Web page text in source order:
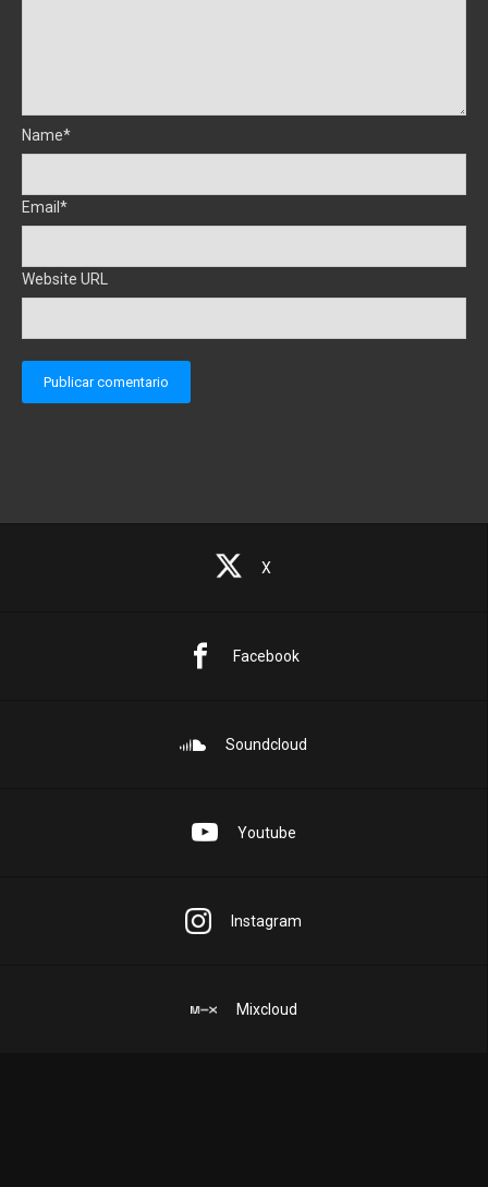
Name*
Email*
Website URL
X
Facebook
Soundcloud
Youtube
Instagram
Mixcloud